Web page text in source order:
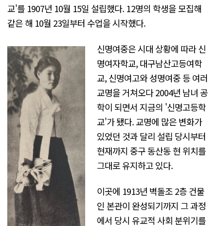
교'를 1907년 10월 15일 설립했다. 12명의 학생을 모집해
같은 해 10월 23일부터 수업을 시작했다.
신명여중은 시대 상황에 따라 신
명여자학교, 대구남산고등여학
교, 신명여고와 성명여중 등 여러
교명을 거쳐오다 2004년 남녀 공
학이 되면서 지금의 '신명고등학
교'가 됐다. 교명에 많은 변화가
있었던 것과 달리 설립 당시부터
현재까지 중구 동산동 현 위치를
그대로 유지하고 있다.
이곳에 1913년 벽돌조 2층 건물
인 본관이 완성되기까지 그 과정
에서 당시 유교적 사회 분위기를